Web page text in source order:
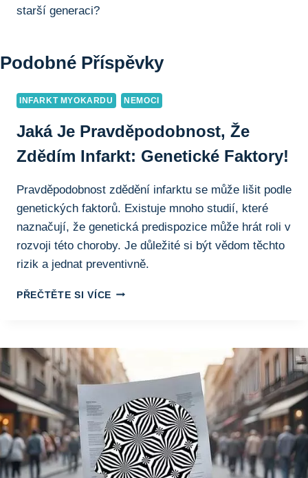
starší generaci?
Podobné Příspěvky
INFARKT MYOKARDU NEMOCI
Jaká Je Pravděpodobnost, Že
Zdědím Infarkt: Genetické Faktory!
Pravděpodobnost zdědění infarktu se může lišit podle
genetických faktorů. Existuje mnoho studií, které
naznačují, že genetická predispozice může hrát roli v
rozvoji této choroby. Je důležité si být vědom těchto
rizik a jednat preventivně.
PŘEČTĚTE SI VÍCEJAKÁ
ZDĚDÍM
INFARKT:
GENETICKÉ